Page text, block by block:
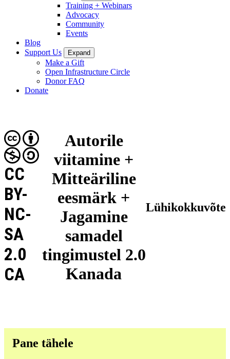
Training + Webinars
Advocacy
Community
Events
Blog
Support Us
Expand
Make a Gift
Open Infrastructure Circle
Donor FAQ
Donate
Autorile
viitamine +
Mitteäriline
eesmärk +
Jagamine
samadel
tingimustel 2.0
Kanada
CC
BY-
NC-
SA
2.0
CA
Lühikokkuvõte
Pane tähele